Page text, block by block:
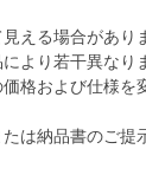
える場合があり
より若干異なり
格および仕様を
は納品書のご提